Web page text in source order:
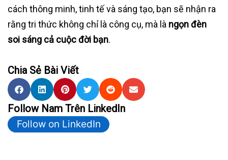
cách thông minh, tinh tế và sáng tạo, bạn sẽ nhận ra
rằng tri thức không chỉ là công cụ, mà là ngọn đèn
soi sáng cả cuộc đời bạn.
Chia Sẻ Bài Viết
Follow Nam Trên LinkedIn
Follow on LinkedIn